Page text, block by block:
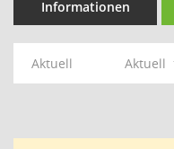
Informationen
Aktuell Aktuell